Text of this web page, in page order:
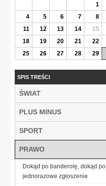
1
4
5 6 7 8
11
12 13 14 15
18
19 20 21 22
25
26 27 28 29
SPIS TREŚCI
ŚWIAT
PLUS MINUS
SPORT
PRAWO
Dokąd po banderolę, dokąd po
jednorazowe zgłoszenie